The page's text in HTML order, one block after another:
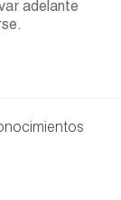
adelante